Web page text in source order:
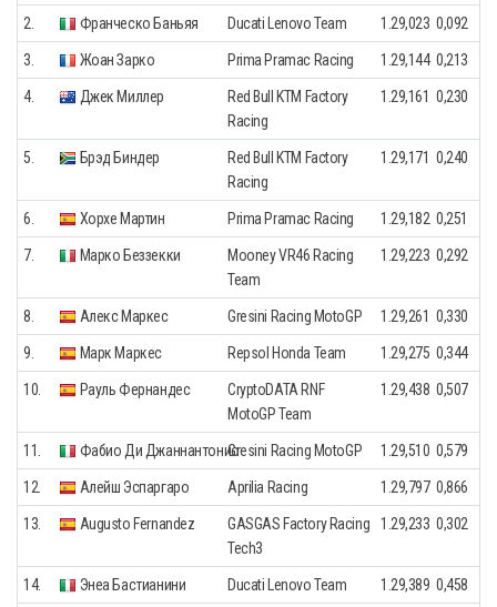
2. Франческо Баньяя Ducati Lenovo Team 1.29,023 0,092
3. Жоан Зарко Prima Pramac Racing 1.29,144 0,213
4. Джек Миллер
Red Bull KTM Factory
Racing
1.29,161 0,230
5. Брэд Биндер
Red Bull KTM Factory
Racing
1.29,171 0,240
6. Хорхе Мартин Prima Pramac Racing 1.29,182 0,251
7. Марко Беззекки
Mooney VR46 Racing
Team
1.29,223 0,292
8. Алекс Маркес Gresini Racing MotoGP 1.29,261 0,330
9. Марк Маркес Repsol Honda Team 1.29,275 0,344
10. Рауль Фернандес
CryptoDATA RNF
MotoGP Team
1.29,438 0,507
11. Фабио Ди ДжаннантониоGresini Racing MotoGP 1.29,510 0,579
12. Алейш Эспаргаро Aprilia Racing 1.29,797 0,866
13. Augusto Fernandez
GASGAS Factory Racing
Tech3
1.29,233 0,302
14. Энеа Бастианини Ducati Lenovo Team 1.29,389 0,458